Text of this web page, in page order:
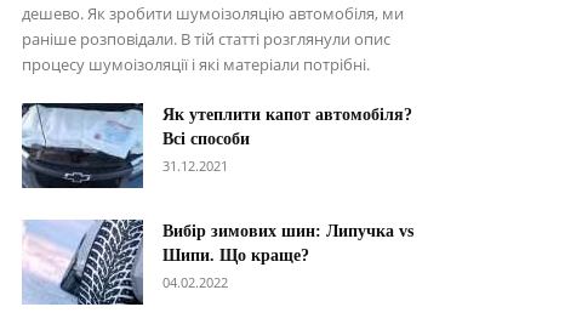
дешево. Як зробити шумоізоляцію автомобіля, ми
раніше розповідали. В тій статті розглянули опис
процесу шумоізоляції і які матеріали потрібні.
Як утеплити капот автомобіля?
Всі способи
31.12.2021
Вибір зимових шин: Липучка vs
Шипи. Що краще?
04.02.2022